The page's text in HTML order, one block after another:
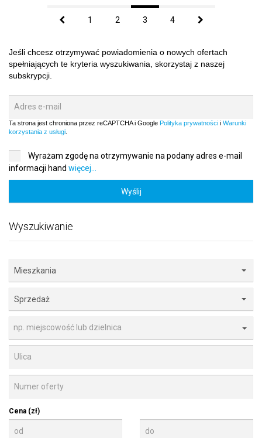
Wyszukiwanie
Mieszkania
Sprzedaż
np. miejscowość lub dzielnica
Cena (zł)
1 2 3 4
Jeśli chcesz otrzymywać powiadomienia o nowych ofertach
spełniających te kryteria wyszukiwania, skorzystaj z naszej
subskrypcji.
Ta strona jest chroniona przez reCAPTCHA i Google Polityka prywatności i Warunki
korzystania z usługi
Wyrażam zgodę na otrzymywanie na podany adres e-mail
informacji hand więcej...
Wyślij